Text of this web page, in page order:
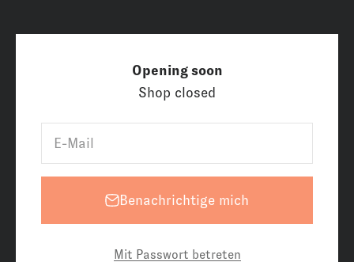
Opening soon
Shop closed
E-Mail
Benachrichtige mich
Mit Passwort betreten